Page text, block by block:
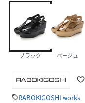
ブラック ベージュ
favorite_border
sellRABOKIGOSHI works